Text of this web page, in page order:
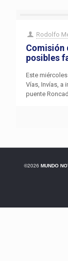
Rodolfo
Comisión
posibles
Este
Vías, Invías, a
puente
©2026 MUNDO